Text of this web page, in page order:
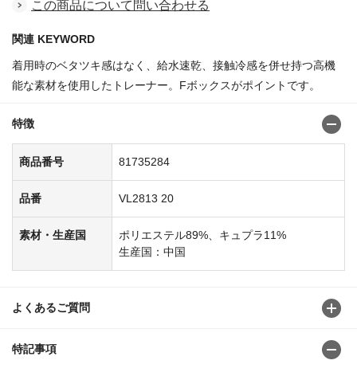
この商品について問い合わせる
関連 KEYWORD
着用時のベタツキ感はなく、給水速乾、接触冷感を併せ持つ高機
能な素材を使用したトレーナー。Fボックスがポイントです。
特徴
商品番号 81735284
品番 VL2813 20
素材・生産国
ポリエステル89%、キュプラ11%
生産国：中国
よくあるご質問
特記事項